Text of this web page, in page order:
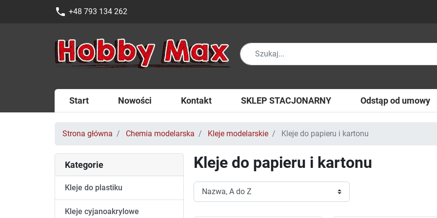
phone +48 793 134 262
Start Nowości Kontakt SKLEP STACJONARNY Odstąp od umowy
Strona główna Chemia modelarska Kleje modelarskie Kleje do papieru i kartonu
Kategorie
Kleje do plastiku
Kleje cyjanoakrylowe
Kleje do papieru i kartonu